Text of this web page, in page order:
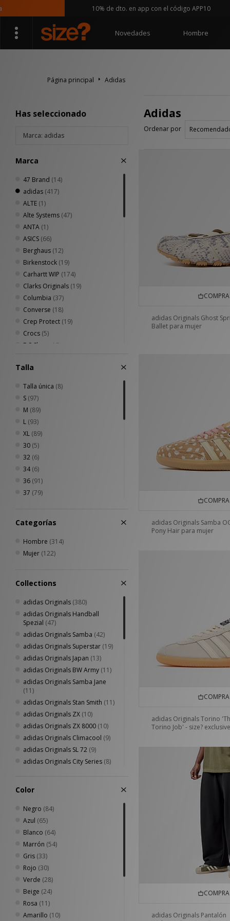
10% de dto. en app con el código APP10
Novedades Hombre
Página principal Adidas
Has seleccionado
Marca: adidas
Marca
47 Brand (14)
adidas (417)
ALTE (1)
Alte Systems (47)
ANTA (1)
ASICS (66)
Berghaus (12)
Birkenstock (19)
Carhartt WIP (174)
Clarks Originals (19)
Columbia (37)
Converse (18)
Crep Protect (19)
Crocs (5)
DC Shoes
(4)
Dickies
(52)
Havaianas
Henri Lloyd
HOKA
Home Grown
Jason Markk
Jordan
Keen (25)
Lacoste
Medicom
New Balance
Nike(248)
Nike swim(1)
Oakley(49)
On Running(9)
Paraboot (1)
PUMA
(38)
(1)
(42)
(10)
(33)
Saucony
(20)
Scarpa (2)
Sergio Tacchini(20)
Stance(4)
Teva(2)
The North Face(17)
Timberland(21)
Vans
VISIT(8)
Von Dutch
XLARGE (18)
Talla
Talla única (8)
S (97)
M (89)
L (93)
XL (89)
30 (5)
32 (6)
34(6)
36 (91)
37 (79)
40(96)
40.5(163)
41(143)
43(97)
44(89)
44.5(98)
45(86)
46(89)
46.5(66)
47(71)
37 - 39(3)
40 - 42(3)
4.5-5.5UK
8.5-10UK(3)
43 - 45(2)
6.5-8UK(2)
Categorías
Hombre (314)
Mujer (122)
Collections
adidas Originals (380)
adidas Originals Handball
Spezial (47)
adidas Originals Samba (42)
adidas Originals Superstar (19)
adidas Originals Japan (13)
adidas Originals BW Army (11)
adidas Originals Samba Jane
(11)
adidas Originals Stan Smith (11)
adidas Originals ZX (10)
adidas Originals ZX 8000 (10)
adidas Originals Climacool (9)
adidas Originals SL 72 (9)
adidas Originals City Series (8)
adidas x Coca Cola
adidas Originals Tokyo
adidas Adizero
adidas adizero Evo
adidas Originals Cordura
adidas Originals Gazelle
adidas Originals Ghost Sprint
adidas Originals Oregon
adidas Originals Torino
adidas Originals World Cup
adidas x LFC(4)
Color
Negro (84)
Azul (65)
Blanco (64)
Marrón (54)
Gris (33)
Rojo (30)
Verde (28)
Beige (24)
Rosa (11)
Amarillo (10)
Adidas
Ordenar por
COMPRA
adidas Originals Ghost
Ballet para mujer
COMPRA
adidas Originals Samba
Pony Hair para mujer
COMPRA
adidas Originals Torino
Torino Job' - size? exclusive
COMPRA
adidas Originals Pantalón